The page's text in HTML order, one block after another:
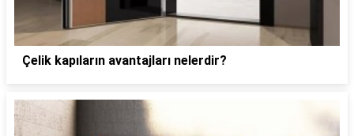
Çelik kapıların avantajları nelerdir?